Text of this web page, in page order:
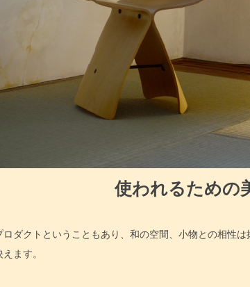
使われるための
ロダクトということもあり、和の空間、小物との相性
ます。